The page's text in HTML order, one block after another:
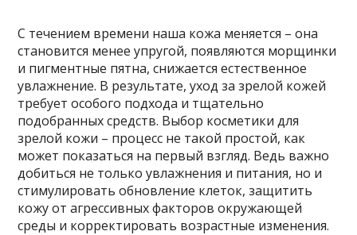
С течением времени наша кожа меняется – она
становится менее упругой, появляются морщинки
и пигментные пятна, снижается естественное
увлажнение. В результате, уход за зрелой кожей
требует особого подхода и тщательно
подобранных средств. Выбор косметики для
зрелой кожи – процесс не такой простой, как
может показаться на первый взгляд. Ведь важно
добиться не только увлажнения и питания, но и
стимулировать обновление клеток, защитить
кожу от агрессивных факторов окружающей
среды и корректировать возрастные изменения.